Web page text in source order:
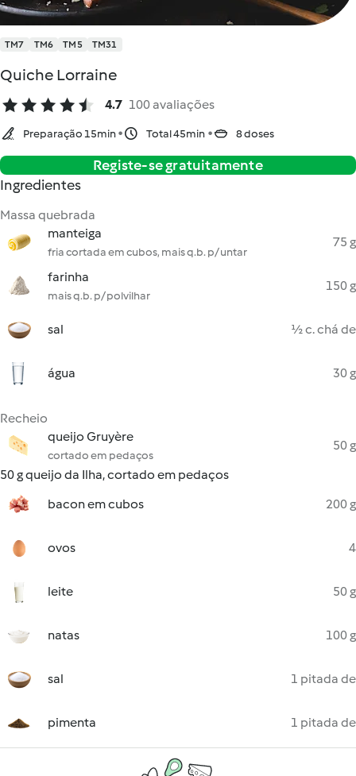
TM7 TM6 TM5 TM31
Quiche Lorraine
4.7 100 avaliações
Preparação 15min Total 45min 8 doses
Registe-se gratuitamente
Ingredientes
Massa quebrada
manteiga
fria cortada em cubos, mais q.b. p/ untar
75 g
farinha
mais q.b. p/ polvilhar
150 g
sal ½ c. chá de
água 30 g
Recheio
queijo Gruyère
cortado em pedaços
50 g
50 g queijo da Ilha, cortado em pedaços
bacon em cubos
200 g
ovos 4
leite 50 g
natas 100 g
sal 1 pitada de
pimenta 1 pitada de